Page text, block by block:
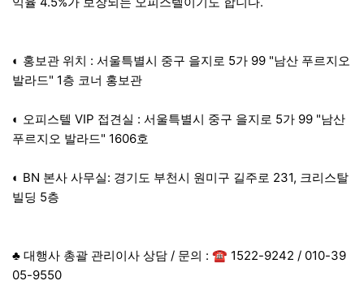
◐ 홍보관 위치 : 서울특별시 중구 을지로 5가 99 "남산 푸르지오
발라드" 1층 코너 홍보관
◐ 오피스텔 VIP 접견실 : 서울특별시 중구 을지로 5가 99 "남산
푸르지오 발라드" 1606호
◐ BN 본사 사무실: 경기도 부천시 원미구 길주로 231, 크리스탈
빌딩 5층
♣ 대행사 총괄 관리이사 상담 / 문의 : ☎ 1522-9242 / 010-39
05-9550